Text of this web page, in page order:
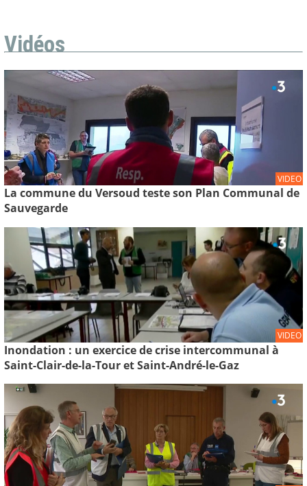
Vidéos
VIDEO
La commune du Versoud teste son Plan Communal de
Sauvegarde
VIDEO
Inondation : un exercice de crise intercommunal à
Saint-Clair-de-la-Tour et Saint-André-le-Gaz